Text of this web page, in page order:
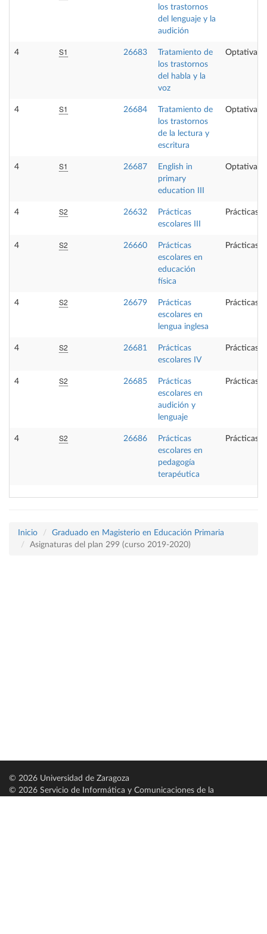
los trastornos
del lenguaje y la
audición
4 S1 26683
Tratamiento de
los trastornos
del habla y la
voz
Optativa
4 S1 26684
Tratamiento de
los trastornos
de la lectura y
escritura
Optativa
4 S1 26687
English in
primary
education III
Optativa
4 S2 26632
Prácticas
escolares III
Prácticas
4 S2 26660
Prácticas
escolares en
educación
física
Prácticas
4 S2 26679
Prácticas
escolares en
lengua inglesa
Prácticas
4 S2 26681
Prácticas
escolares IV
Prácticas
4 S2 26685
Prácticas
escolares en
audición y
lenguaje
Prácticas
4 S2 26686
Prácticas
escolares en
pedagogía
terapéutica
Prácticas
Inicio
Graduado en Magisterio en Educación Primaria
Asignaturas del plan 299 (curso 2019-2020)
© 2026 Universidad de Zaragoza
© 2026 Servicio de Informática y Comunicaciones de la